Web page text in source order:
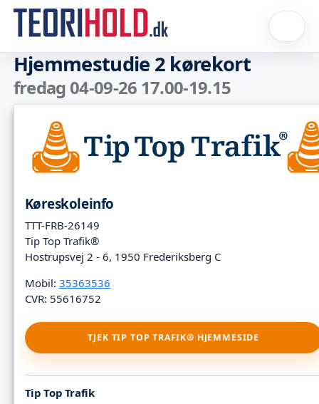
Hjemmestudie 2 kørekort
fredag 04-09-26 17.00-19.15
Køreskoleinfo
TTT-FRB-26149
Tip Top Trafik®
Hostrupsvej 2 - 6, 1950 Frederiksberg C
Mobil: 35363536
CVR: 55616752
TJEK TIP TOP TRAFIK® HJEMMESIDE
Tip Top Trafik